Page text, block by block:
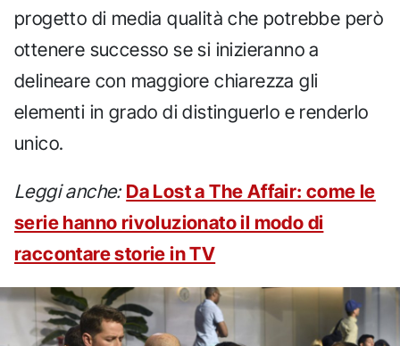
progetto di media qualità che potrebbe però
ottenere successo se si inizieranno a
delineare con maggiore chiarezza gli
elementi in grado di distinguerlo e renderlo
unico.
Leggi anche: Da Lost a The Affair: come le
serie hanno rivoluzionato il modo di
raccontare storie in TV